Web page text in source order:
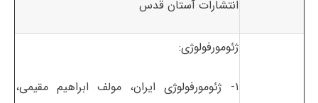
انتشارات آستان قدس
ژئومورفولوژی:
۱- ژئومورفولوژی ایران، مولف ابراهیم مقیمی،